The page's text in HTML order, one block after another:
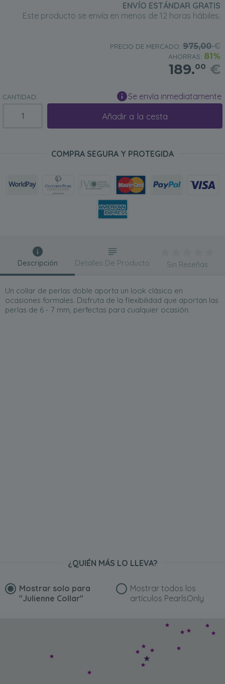
ENVÍO ESTÁNDAR GRATIS
Este producto se envía en menos de 12 horas hábiles.
PRECIO DE MERCADO: 975,00€
AHORRAS: 81%
189.00 €
CANTIDAD: Se envía inmediatamente
Añadir a la cesta
COMPRA SEGURA Y PROTEGIDA
Descripción
Un collar de perlas doble aporta un look clásico en
ocasiones formales. Disfruta de la flexibilidad que aportan las
perlas de 6 - 7 mm, perfectas para cualquier ocasión.
Detalles De Producto Sin Reseñas
¿QUIÉN MÁS LO LLEVA?
Mostrar solo para
"Julienne Collar"
Mostrar todos los
artículos PearlsOnly